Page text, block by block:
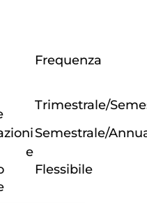
Frequenza
Trimestrale/
Semestrale/
e
Flessibile